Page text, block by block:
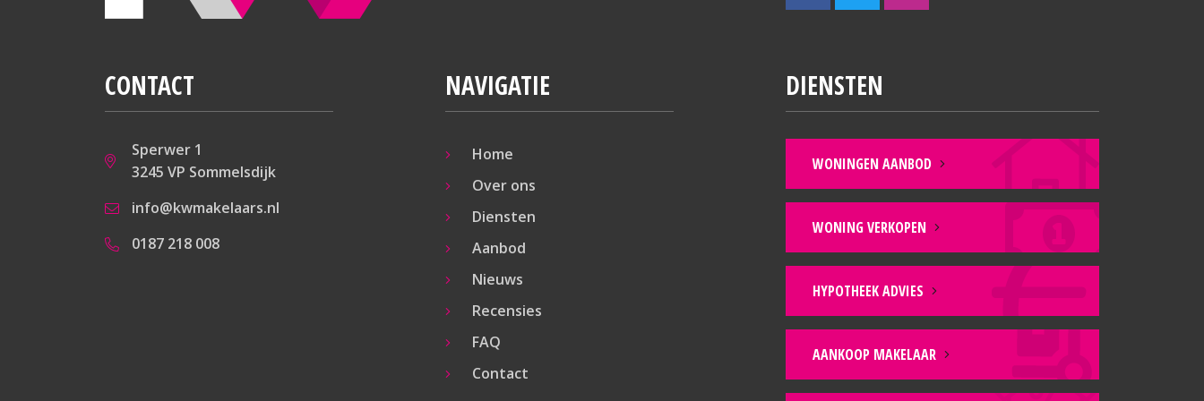
CONTACT
Sperwer 1
3245 VP Sommelsdijk
info@kwmakelaars.nl
0187 218 008
NAVIGATIE
Home
Over ons
Diensten
Aanbod
Nieuws
Recensies
FAQ
Contact
DIENSTEN
WONINGEN AANBOD
WONING VERKOPEN
HYPOTHEEK ADVIES
AANKOOP MAKELAAR